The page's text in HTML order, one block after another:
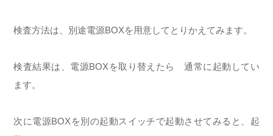
検査方法は、別途電源BOXを用意してとりかえてみます。
検査結果は、電源BOXを取り替えたら 通常に起動してい
ます。
次に電源BOXを別の起動スイッチで起動させてみると、起